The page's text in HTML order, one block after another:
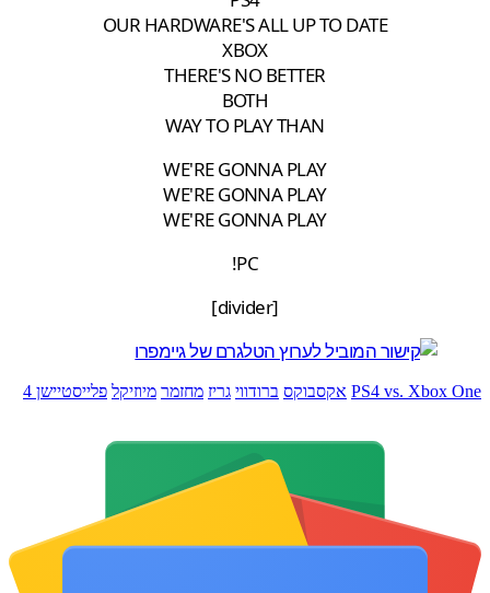
OUR HARDWARE'S ALL UP TO DATE
XBOX
THERE'S NO BETTER
BOTH
WAY TO PLAY THAN
WE'RE GONNA PLAY
WE'RE GONNA PLAY
WE'RE GONNA PLAY
PS4 vs. Xbox אקסבוקס ברודווי גריז מחזמר מיוזיקל פלייסטיישן 4